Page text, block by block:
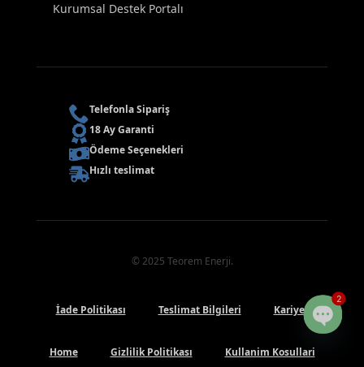
Kurumsal Destek Portalı
Telefonla Sipariş
18 Ay Garanti
Ödeme Seçenekleri
Hızlı teslimat
© 2025 Teorem Enerji.
İade Politikası Teslimat Bilgileri Kariyer
Home Gizlilik Politikası Kullanim Kosullari
2